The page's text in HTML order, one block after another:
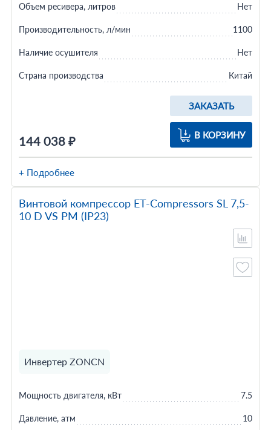
144 038 ₽
ЗАКАЗАТЬ
В КОРЗИНУ
Объем ресивера, литров Нет
Производительность, л/мин 1100
Наличие осушителя Нет
Страна производства Китай
+ Подробнее
Винтовой компрессор ET-Compressors SL 7,5-
10 D VS PM (IP23)
Инвертер ZONCN
Мощность двигателя, кВт 7.5
Давление, атм 10